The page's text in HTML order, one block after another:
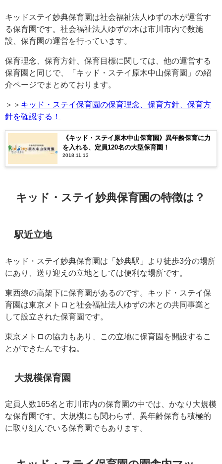
キッドステイ妙典保育園は社会福祉法人ゆずの木が運営す
る保育園です。社会福祉法人ゆずの木は市川市内で数施
設、保育園の運営を行っています。
保育理念、保育方針、保育目標に関しては、他の運営する
保育園と同じで、「キッド・ステイ原木中山保育園」の紹
介ページでまとめております。
＞＞ キッド・ステイ保育園の保育理念、保育方針、保育方
針を確認する！
《キッド・ステイ原木中山保育園》異年齢保育に力
を入れる、定員120名の大型保育園！
2018.11.13
キッド・ステイ妙典保育園の特徴は？
駅近立地
キッド・ステイ妙典保育園は「妙典駅」より徒歩3分の場所
にあり、送り迎えの立地としては便利な場所です。
東西線の高架下に保育園があるのです。キッド・ステイ保
育園は東京メトロと社会福祉法人ゆずの木との共同事業と
して設立された保育園です。
東京メトロの協力もあり、この立地に保育園を開設するこ
とができたんですね。
大規模保育園
定員人数165名と市川市内の保育園の中では、かなり大規模
な保育園です。大規模にも関わらず、異年齢保育も積極的
に取り組んでいる保育園でもあります。